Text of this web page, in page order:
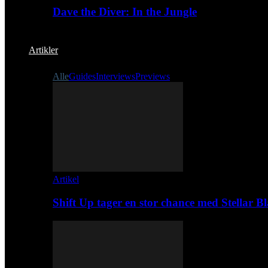
Dave the Diver: In the Jungle
Artikler
AlleGuidesInterviewsPreviews
Artikel
Shift Up tager en stor chance med Stellar